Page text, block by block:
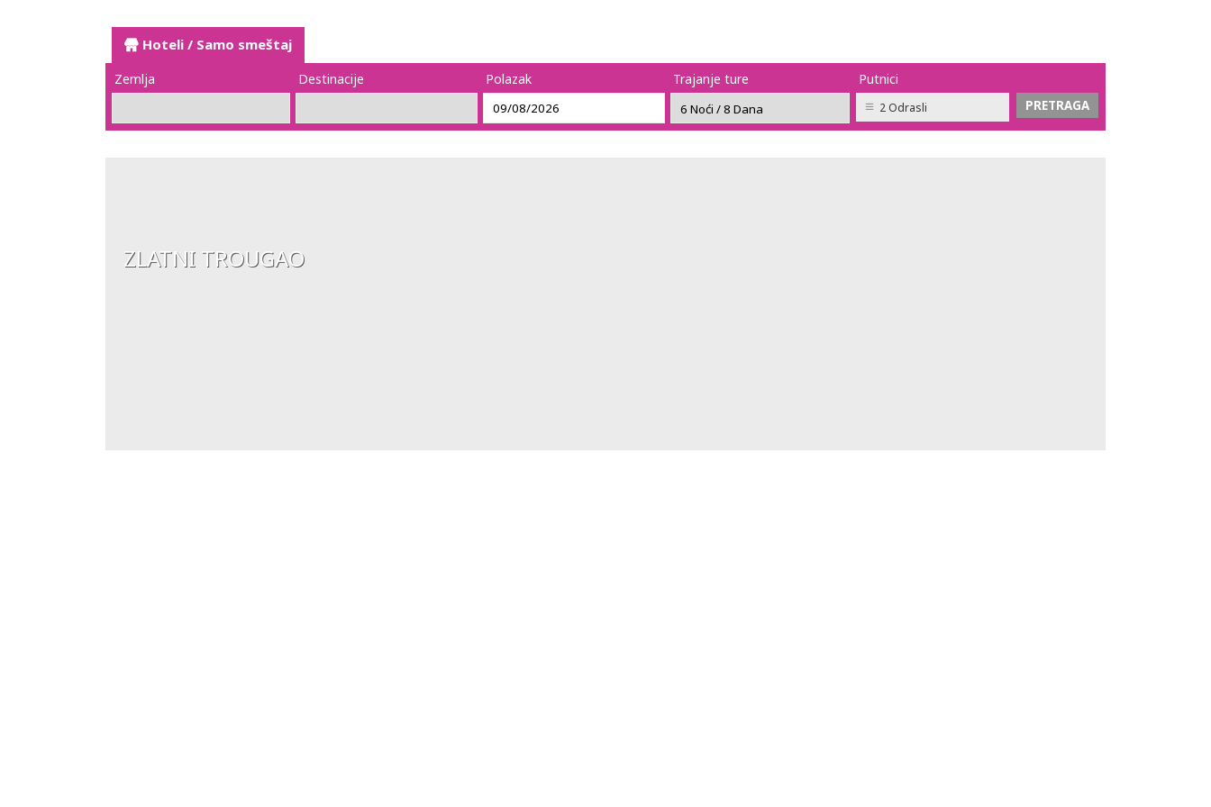
Hoteli / Samo smeštaj
Zemlja Destinacije Polazak Trajanje ture Putnici
2 Odrasli
ZLATNI TROUGAO